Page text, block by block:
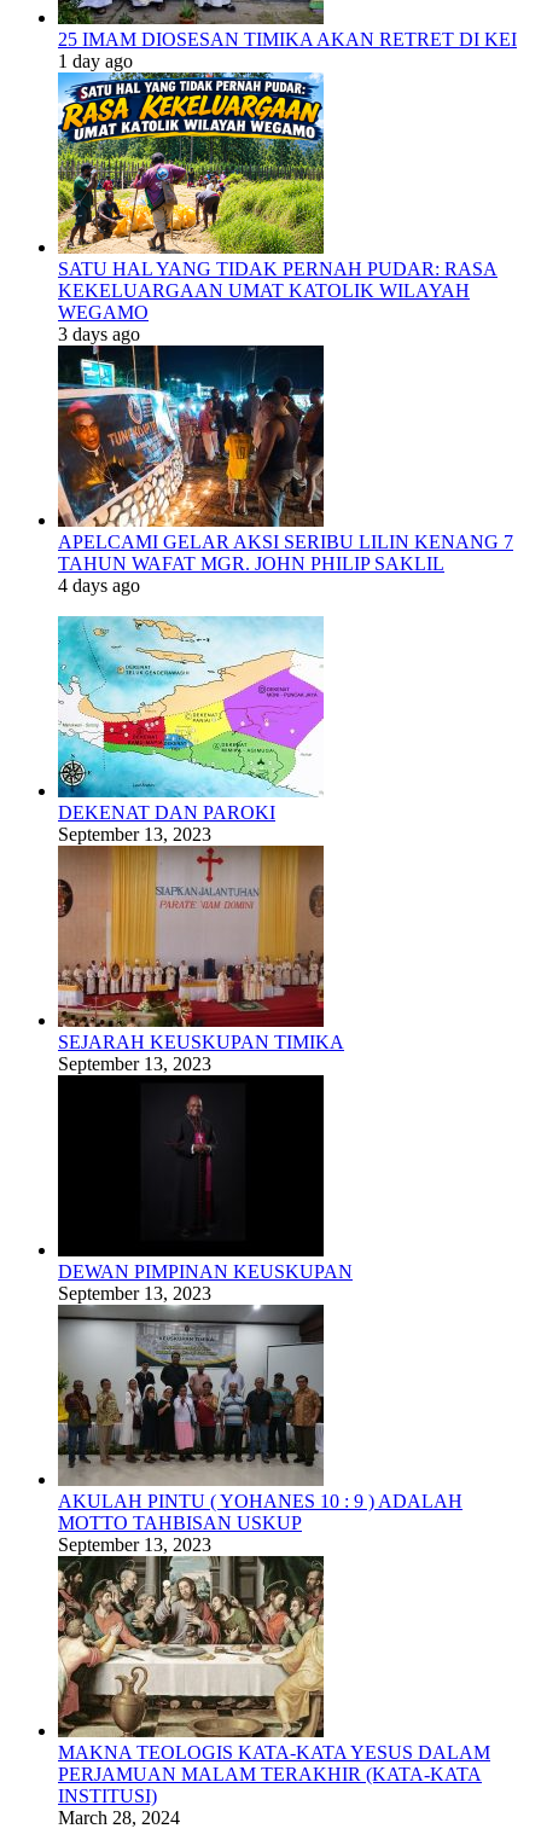
25 IMAM DIOSESAN TIMIKA AKAN RETRET DI KEI
1 day ago
SATU HAL YANG TIDAK PERNAH PUDAR: RASA
KEKELUARGAAN UMAT KATOLIK WILAYAH
WEGAMO
3 days ago
APELCAMI GELAR AKSI SERIBU LILIN KENANG 7
TAHUN WAFAT MGR. JOHN PHILIP SAKLIL
4 days ago
DEKENAT DAN PAROKI
September 13, 2023
SEJARAH KEUSKUPAN TIMIKA
September 13, 2023
DEWAN PIMPINAN KEUSKUPAN
September 13, 2023
AKULAH PINTU ( YOHANES 10 : 9 ) ADALAH
MOTTO TAHBISAN USKUP
September 13, 2023
MAKNA TEOLOGIS KATA-KATA YESUS DALAM
PERJAMUAN MALAM TERAKHIR (KATA-KATA
INSTITUSI)
March 28, 2024